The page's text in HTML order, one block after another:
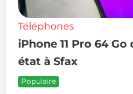
Téléphones
iPhone 11 Pro 64
état à Sfax
Populaire